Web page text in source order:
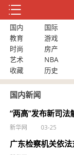
国内 国际
教育
游戏
时尚
房产
艺术
NBA
收藏
历史
国内新闻
“两高”发布新司
新华网 03-25
广东检察机关依